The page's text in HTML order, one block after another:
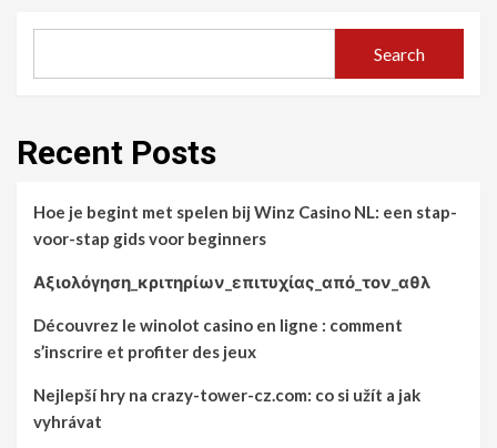
Search
Recent Posts
Hoe je begint met spelen bij Winz Casino NL: een stap-
voor-stap gids voor beginners
Αξιολόγηση_κριτηρίων_επιτυχίας_από_τον_αθλ
Découvrez le winolot casino en ligne : comment
s’inscrire et profiter des jeux
Nejlepší hry na crazy-tower-cz.com: co si užít a jak
vyhrávat